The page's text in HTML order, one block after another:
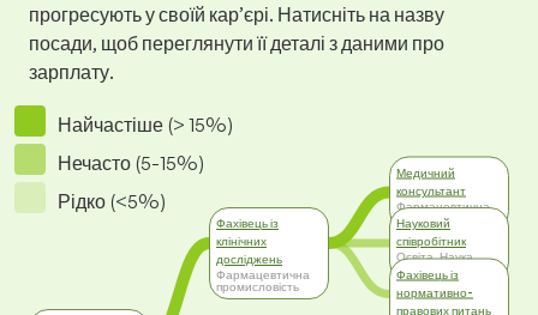
прогресують у своїй кар’єрі. Натисніть на назву
посади, щоб переглянути її деталі з даними про
зарплату.
Найчастіше (> 15%)
Нечасто (5-15%)
Рідко (<5%)
Фахівець із
клінічних
досліджень
Фармацевтична
промисловість
Медичний
консультант
Фармацевтична
промисловість
Науковий
співробітник
Освіта, Наука,
Дослідження
Фахівець із
нормативно-
правових питань